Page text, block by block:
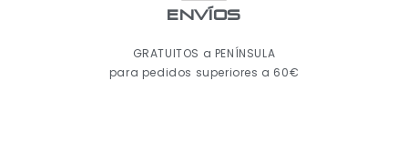
ENVÍOS
GRATUITOS a PENÍNSULA
para pedidos superiores a 60€